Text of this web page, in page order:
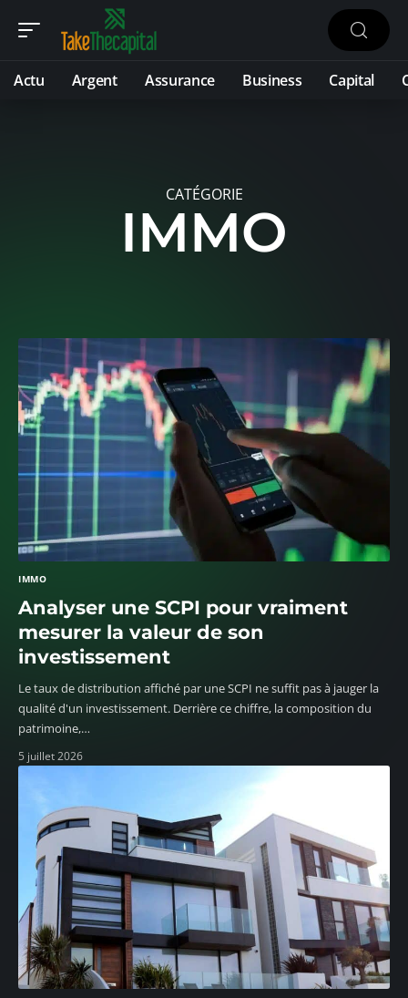
Actu Argent Assurance Business Capital
CATÉGORIE
IMMO
IMMO
Analyser une SCPI pour vraiment
mesurer la valeur de son
investissement
Le taux de distribution affiché par une SCPI ne suffit pas à jauger la
qualité d'un investissement. Derrière ce chiffre, la composition du
patrimoine,…
5 juillet 2026